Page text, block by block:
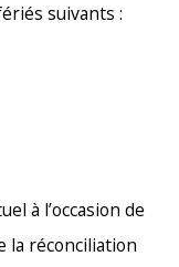
suivants :
à l’occasion de
la réconciliation